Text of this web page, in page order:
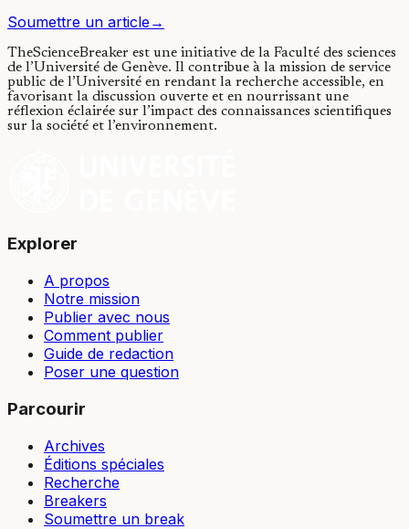
Soumettre un article→
TheScienceBreaker est une initiative de la Faculté des sciences
de l’Université de Genève. Il contribue à la mission de service
public de l’Université en rendant la recherche accessible, en
favorisant la discussion ouverte et en nourrissant une
réflexion éclairée sur l’impact des connaissances scientifiques
sur la société et l’environnement.
Explorer
A propos
Notre mission
Publier avec nous
Comment publier
Guide de redaction
Poser une question
Parcourir
Archives
Éditions spéciales
Recherche
Breakers
Soumettre un break